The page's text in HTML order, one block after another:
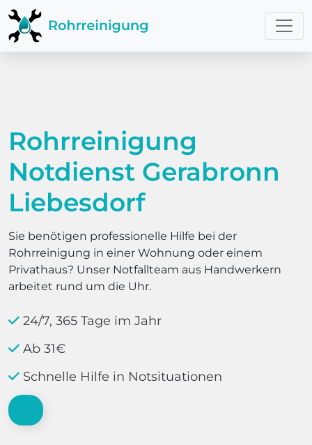
Rohrreinigung
Notdienst Gerabronn
Liebesdorf
Sie benötigen professionelle Hilfe bei der
Rohrreinigung in einer Wohnung oder einem
Privathaus? Unser Notfallteam aus Handwerkern
arbeitet rund um die Uhr.
24/7, 365 Tage im Jahr
Ab 31€
Schnelle Hilfe in Notsituationen